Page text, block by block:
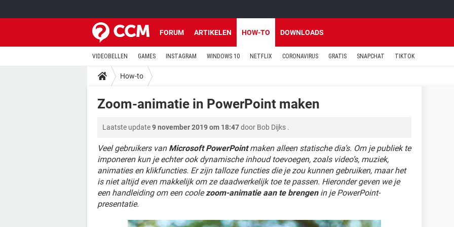
FORUM ARTIKELEN HOW-TO DOWNLOADS
VIDEOBELLEN GAMES INSTAGRAM WINDOWS 10 NETFLIX CORONAVIRUS GRATIS SNAPCHAT TIKTOK
How-to
Zoom-animatie in PowerPoint maken
Laatste update9 november 2019 om 18:47door Bob Dijks .
Veel gebruikers van Microsoft PowerPointmaken alleen statische dia’s. Om je publiek te
imponeren kun je echter ook dynamische inhoud toevoegen, zoals video’s, muziek,
animaties en klikfuncties. Er zijn talloze functies die je zou kunnen gebruiken, maar het
is niet altijd even makkelijk om ze daadwerkelijk toe te passen. Hieronder geven we je
een handleiding om een coolezoom-animatie aan te brengenin je PowerPoint-
presentatie.